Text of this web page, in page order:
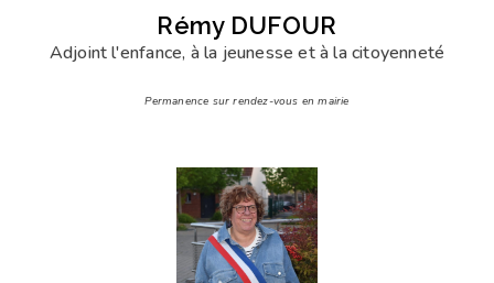
Rémy DUFOUR
Adjoint l'enfance, à la jeunesse et à la citoyenneté
Permanence sur rendez-vous en mairie